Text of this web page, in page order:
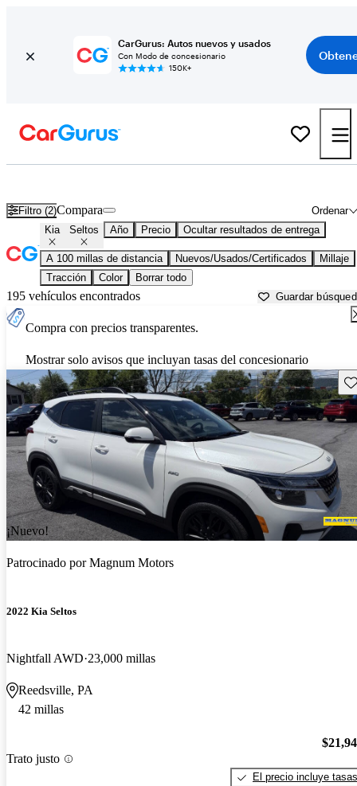
CarGurus: Autos nuevos y usados
Con Modo de concesionario
150K+
Filtro (2) Ordenar
Compara
Kia Seltos Año Precio Ocultar resultados de entrega
A 100 millas de distancia Nuevos/Usados/Certificados
Millaje
Tracción
Color Borrar todo
195 vehículos encontrados Guardar
Compra con precios transparentes.
Mostrar solo avisos que incluyan tasas del concesionario
¡Nuevo!
Patrocinado porMagnum Motors
2022 Kia Seltos
Nightfall AWD 23,000 millas
Reedsville, PA
42 millas
Trato justo
El precio incluye tasas